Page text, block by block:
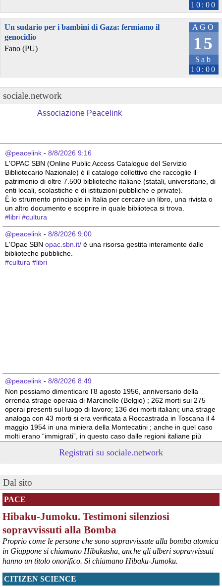
10:00
AGO
15
Sab
10:00
Un sudario per i bambini di Gaza: fermiamo il
genocidio
Fano (PU)
sociale.network
Associazione Peacelink
@peacelink - 8/8/2026 9:16
L'OPAC SBN (Online Public Access Catalogue del Servizio
Bibliotecario Nazionale) è il catalogo collettivo che raccoglie il
patrimonio di oltre 7.500 biblioteche italiane (statali, universitarie, di
enti locali, scolastiche e di istituzioni pubbliche e private).
È lo strumento principale in Italia per cercare un libro, una rivista o
un altro documento e scoprire in quale biblioteca si trova.
#libri #cultura
@peacelink - 8/8/2026 9:00
L'Opac SBN opac.sbn.it/ è una risorsa gestita interamente dalle
biblioteche pubbliche.
#cultura #libri
@peacelink - 8/8/2026 8:49
Non possiamo dimenticare l’8 agosto 1956, anniversario della
orrenda strage operaia di Marcinelle (Belgio) ; 262 morti sui 275
operai presenti sul luogo di lavoro; 136 dei morti italiani; una strage
analoga con 43 morti si era verificata a Roccastrada in Toscana il 4
maggio 1954 in una miniera della Montecatini ; anche in quel caso
molti erano “immigrati”, in questo caso dalle regioni italiane più
Vito Totire, portavoce RETE NAZIONALE LAVORO SICURO
#migranti #lavoratori #Marcinelle
@peacelink - 6/8/2026 21:53
Registrati su sociale.network
Dal sito
PACE
Hibaku-Jumoku. Testimoni silenziosi
sopravvissuti alla Bomba
Proprio come le persone che sono sopravvissute alla bomba atomica
in Giappone si chiamano Hibakusha, anche gli alberi sopravvissuti
hanno un titolo onorifico. Si chiamano Hibaku-Jumoku.
CITIZEN SCIENCE